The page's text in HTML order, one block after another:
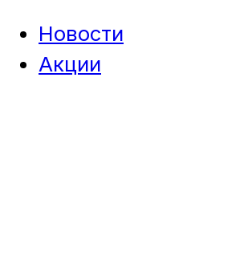
Новости
Акции